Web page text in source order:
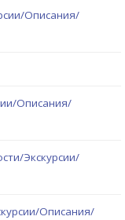
Описания/
Описания/
Экскурсии/
Описания/